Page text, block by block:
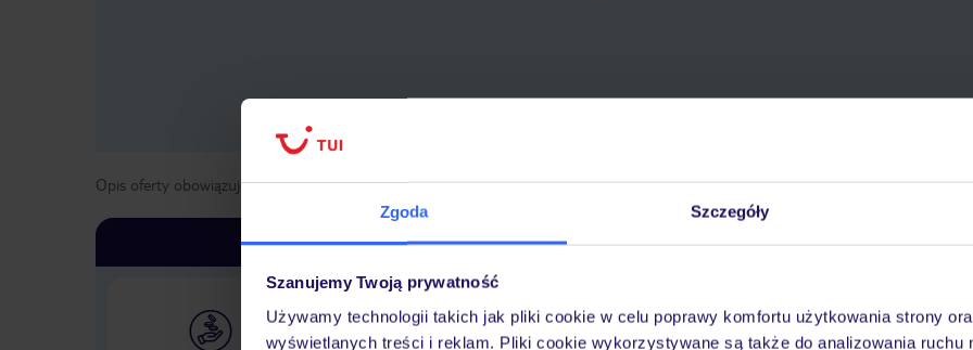
Zgoda Szczegóły
Szanujemy Twoją prywatność
Używamy technologii takich jak pliki cookie w celu poprawy komfortu użytkowania strony
wyświetlanych treści i reklam. Pliki cookie wykorzystywane są także do analizowania ruchu
Opis oferty obowiązuje dla wyjazdów w terminie od 1 kwietnia 2026do31 października 2026
Dlaczego warto wybrać TUI?